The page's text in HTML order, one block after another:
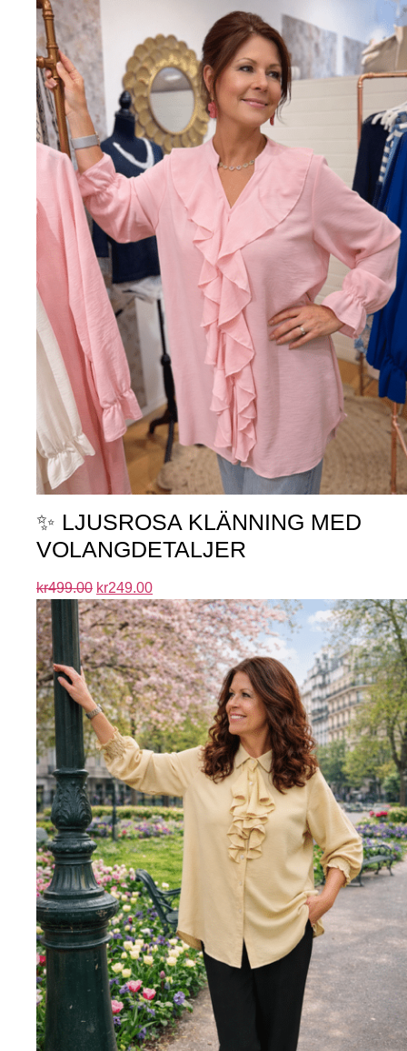
✨ LJUSROSA KLÄNNING MED
VOLANGDETALJER
kr499.00 kr249.00